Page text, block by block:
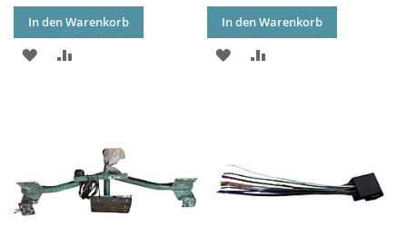
In den Warenkorb
ZUR
In den Warenkorb
ZUR